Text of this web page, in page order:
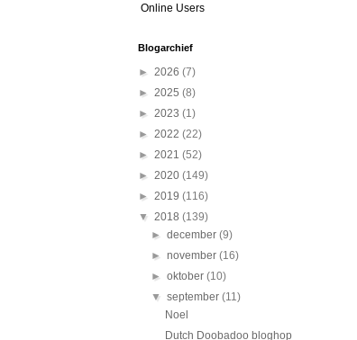
Online Users
Blogarchief
► 2026 (7)
► 2025 (8)
► 2023 (1)
► 2022 (22)
► 2021 (52)
► 2020 (149)
► 2019 (116)
▼ 2018 (139)
►december(9)
►november(16)
►oktober(10)
▼september(11)
Noel
Dutch Doobadoo bloghop